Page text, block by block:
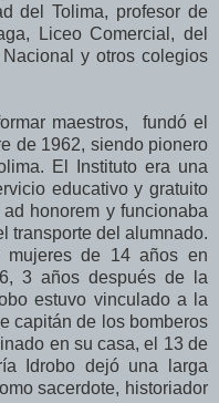
del Tolima, profesor de
Liceo Comercial, del
y otros colegios
maestros, fundó el
de 1962, siendo pionero
El Instituto era una
educativo y gratuito
honorem y funcionaba
transporte del alumnado.
mujeres de 14 años en
3 años después de la
estuvo vinculado a la
capitán de los bomberos
en su casa, el 13 de
Idrobo dejó una larga
sacerdote, historiador